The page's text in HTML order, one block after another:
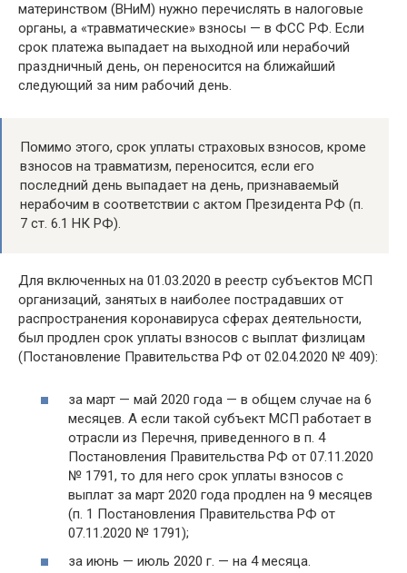
материнством (ВНиМ) нужно перечислять в налоговые
органы, а «травматические» взносы — в ФСС РФ. Если
срок платежа выпадает на выходной или нерабочий
праздничный день, он переносится на ближайший
следующий за ним рабочий день.
Помимо этого, срок уплаты страховых взносов, кроме
взносов на травматизм, переносится, если его
последний день выпадает на день, признаваемый
нерабочим в соответствии с актом Президента РФ (п.
7 ст. 6.1 НК РФ).
Для включенных на 01.03.2020 в реестр субъектов МСП
организаций, занятых в наиболее пострадавших от
распространения коронавируса сферах деятельности,
был продлен срок уплаты взносов с выплат физлицам
(Постановление Правительства РФ от 02.04.2020 № 409):
за март — май 2020 года — в общем случае на 6
месяцев. А если такой субъект МСП работает в
отрасли из Перечня, приведенного в п. 4
Постановления Правительства РФ от 07.11.2020
№ 1791, то для него срок уплаты взносов с
выплат за март 2020 года продлен на 9 месяцев
(п. 1 Постановления Правительства РФ от
07.11.2020 № 1791);
за июнь — июль 2020 г. — на 4 месяца.